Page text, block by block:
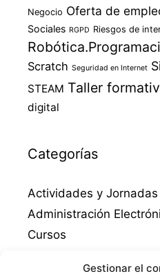
Gestionar el
Negocio Oferta de
Sociales RGPD Riesgos de
Scratch Seguridad en Internet
STEAM Taller
digital
Categorías
Actividades y Jornadas
Administración
Cursos